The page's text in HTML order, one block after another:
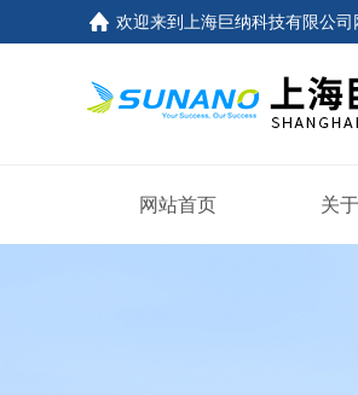
欢迎来到 上海巨纳科技有限公
网站首页 关